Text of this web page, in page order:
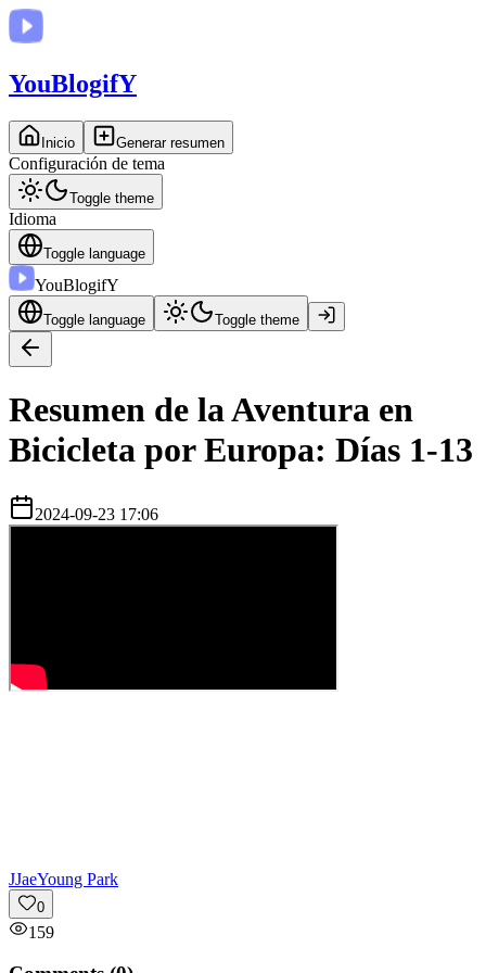
YouBlogifY
Inicio Generar resumen
Configuración de tema
Toggle theme
Idioma
Toggle language
YouBlogifY
Toggle language Toggle theme
Resumen de la Aventura en
Bicicleta por Europa: Días 1-13
2024-09-23 17:06
JJaeYoung Park
0
159